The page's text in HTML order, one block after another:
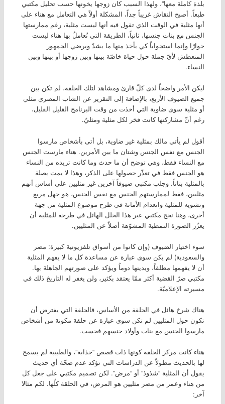
بلذة كاملة معها”، ولهذا السبب كان زوجها يخونها حسب تحليل مكتبي
طبعاً. أصبح النقاش غريباً جداً، المشكلة أولاً هي التعامل مع هناء على
أنها مثلية في الوقت الذي تقول فيه أنها ليست مثلية، رغم ممارستها
الجنس مع بنات جنسها، ثانياً، الطريقة التي تُعاملُ بها هناء ليست
حوارًا وإنما استجواباً كي يأخذ منها ما يشدّ ويرضي الجمهور
المتعطش لأيّ جملة حول حياة خاصّة بينها وبين زوجها أو بينها وبين
النساء.
ليكن الأمر واضحاً لدى كلّ قارئ ومشاهد لتلك الحلقة، لم تكن بين
جميع الضيوف الأربع، بالإضافة إلى التقرير عن الشاب المصري مثلي
أو مثلية سوى ضاوية التي أخذت من وقت البرنامج القليل القليل،
رغم أنّ مشاركتها كانت فخر لكل مثلية ومثليّ.
أقول لم يأتي مالك بمثلية غير ضاوية، بل أتى بأشخاص مارسوا
الجنس مع نفس الجنس وشتان ما بين الأمرين. هناء مارست الجنس
مع النساء فقط، وهي توضح أن ما حدث وما كانت تريده من النساء
هو الجنس فقط في تعذّر حصولها على الذكر، وهذا لا يمت بصلة
بالمثلية بتاتاً. وجلب مكتبي ضيوفاً آخرين غير مثليين على أساس أنهم
مثليين، فقط لممارستهم الجنس مع نفس الجنس، هو جهل مريع
وتشويه للمثلية وانعدام الأمانة في طرح موضوع المثلية من جهة
أخرى، وهنا نجح مكتبي عبر هذا الخلل الهائل في طرحه للمثلية أن
يعزّز الصورة النمطية المشوّهة أصلاً عن المثليين.
سوء اختيار الضيوف (وإن كانوا من أسواق تلفزيونية كبيرة: مصر
والسعودية) لم يكن سوى عبارة عن مساعدة كل ما لا يفهم المثلية
أن لا يفهمها مطلقاً، ويدينها دوماُ ويؤكد على صورتهم الجاهلة بها.
مكتبي ضرّ القضية أكثر ممّا يعتقد بكثير، ولن يغفر له التاريخ ذلك في
مسيرته الإعلاميّة.
هناك شرخ هائل في الحلقة من الأساس، فالحلقة التي يفترض أن
تكون حول المثليين لم تكن سوى عبارة عن حلقة مكونة من أشخاص
مارسوا الجنس مع بنات وأولاد جنسهم فحسب.
هناء كانت مركز الحلقة كونها ذات قصص “جذابة”، والطبيبة لم يسمح
لها بالحديث مطولاً عن الدراسات التي تؤكد عدم صحّة أي حديث
يقول أن المثلية “شذوذ” أو “مرض”. لكن تصميم مكتبي على جعل كل
من هناء وعمر من مصر مثليين هو المرض، في الحلقة كلّها. لكم مثالا
آخر: